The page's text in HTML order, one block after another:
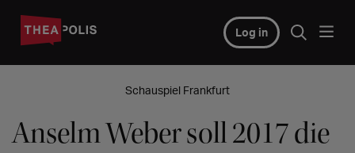
Log in
Schauspiel Frankfurt
Anselm Weber soll 2017 die